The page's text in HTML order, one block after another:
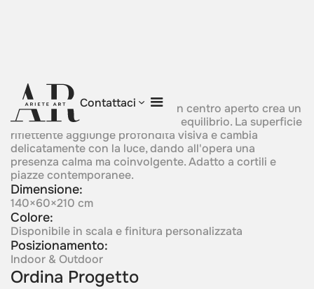
Contattaci
Prism Eye
Una composizione scultorea con centro aperto crea un
forte senso di focalizzazione ed equilibrio. La superficie
riflettente aggiunge profondità visiva e cambia
delicatamente con la luce, dando all'opera una
presenza calma ma coinvolgente. Adatto a cortili e
piazze contemporanee.
Dimensione:
140×60×210 cm
Colore:
Disponibile in scala e finitura personalizzata
Posizionamento:
Indoor & Outdoor
Ordina Progetto